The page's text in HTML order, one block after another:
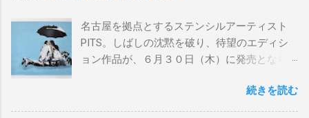
名古屋を拠点とするステンシルアーティスト
PITS。しばしの沈黙を破り、待望のエディシ
ョン作品が、６月３０日（木）に発売となり
品に落とし込むスタイルは今作でも健在。(
PITSの過去記事はこちらから ) 発売日：6月30
続きを読む